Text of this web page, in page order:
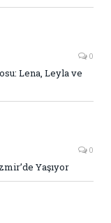
0
Lena, Leyla ve
0
Yaşıyor